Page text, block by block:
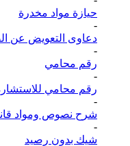
حيازة مواد مخدرة
-
دعاوى التعويض عن
-
رقم محامي
-
رقم محامي
-
شرح نصوص ومواد
-
شيك بدون رصيد